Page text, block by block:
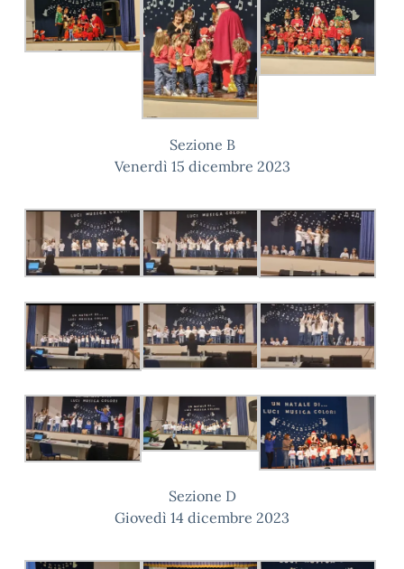
Sezione B
Venerdì 15 dicembre 2023
Sezione D
Giovedì 14 dicembre 2023